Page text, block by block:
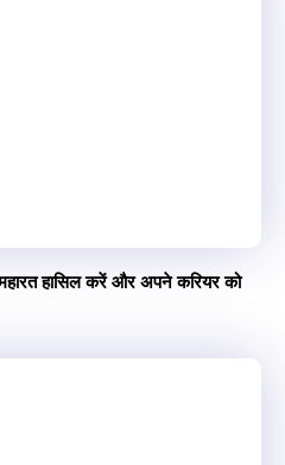
हासिल करें और अपने करियर को